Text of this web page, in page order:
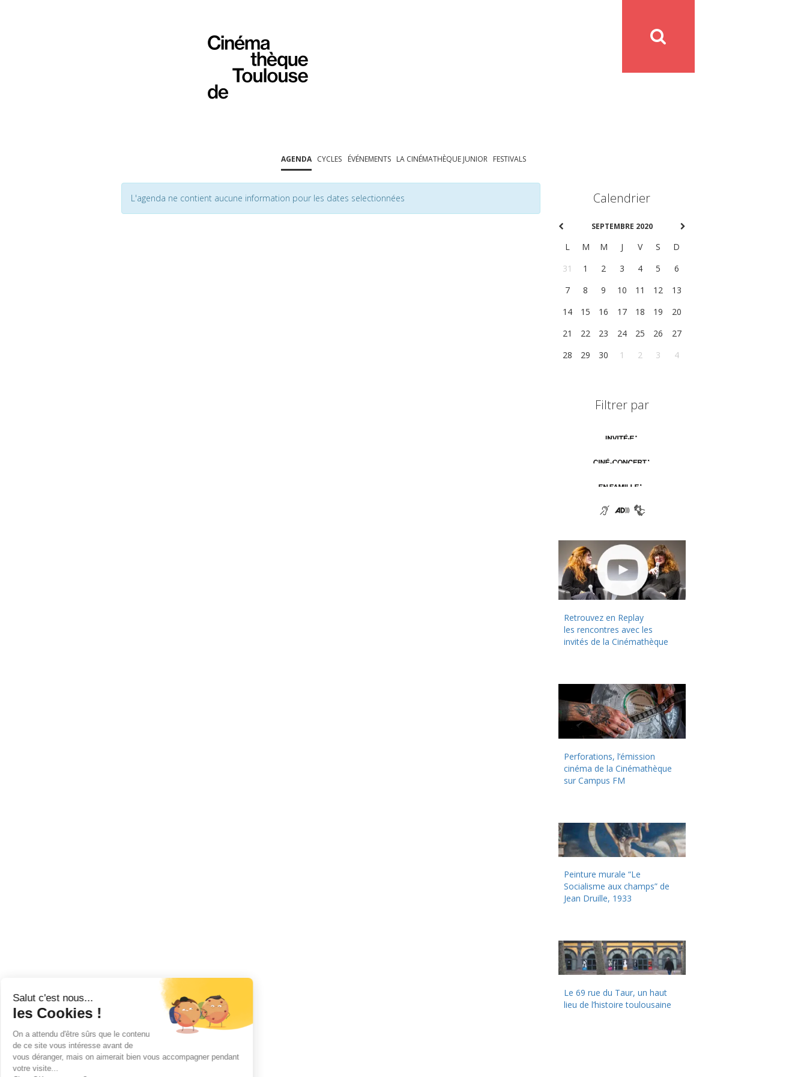
AGENDA CYCLES ÉVÉNEMENTS LA CINÉMATHÈQUE JUNIOR FESTIVALS
L'agenda ne contient aucune information pour les dates selectionnées Calendrier
SEPTEMBRE 2020
L M M J V S
D
31
1 2 3 4 5
6
7
8 9 10 11 12
13
14
15 16 17 18 19
20
21
22 23 24 25 26
27
28
29 30 1 2 3 4
Filtrer par
Retrouvez en Replay
les rencontres avec les
invités de la Cinémathèque
Perforations, l’émission
cinéma de la Cinémathèque
sur Campus FM
Peinture murale “Le
Socialisme aux champs” de
Jean Druille, 1933
Le 69 rue du Taur, un haut
lieu de l’histoire toulousaine